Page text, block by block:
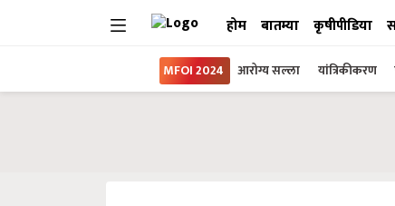
होम बातम्या कृषीपीडिया
MFOI 2024 आरोग्य सल्ला यांत्रिकीकरण